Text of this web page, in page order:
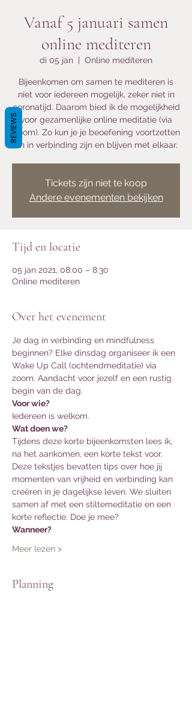
Vanaf 5 januari samen
online mediteren
di 05 jan
  |
Online mediteren
Bijeenkomen om samen te mediteren is
niet voor iedereen mogelijk, zeker niet in
coronatijd. Daarom bied ik de mogelijkheid
voor gezamenlijke online meditatie (via
Zoom). Zo kun je je beoefening voortzetten
en in verbinding zijn en blijven met elkaar.
Tickets zijn niet te koop
Andere evenementen bekijken
Tijd en locatie
05 jan 2021, 08:00 – 8:30
Online mediteren
Over het evenement
Je dag in verbinding en mindfulness
beginnen? Elke dinsdag organiseer ik een
Wake Up Call (ochtendmeditatie) via
zoom. Aandacht voor jezelf en een rustig
begin van de dag.
Voor wie?
Iedereen is welkom.
Wat doen we?
Tijdens deze korte bijeenkomsten lees ik,
na het aankomen, een korte tekst voor.
Deze tekstjes bevatten tips over hoe jij
momenten van vrijheid en verbinding kan
creëren in je dagelijkse leven. We sluiten
samen af met een stiltemeditatie en een
korte reflectie. Doe je mee?
Wanneer?
Meer lezen >
Planning
REVIEWS